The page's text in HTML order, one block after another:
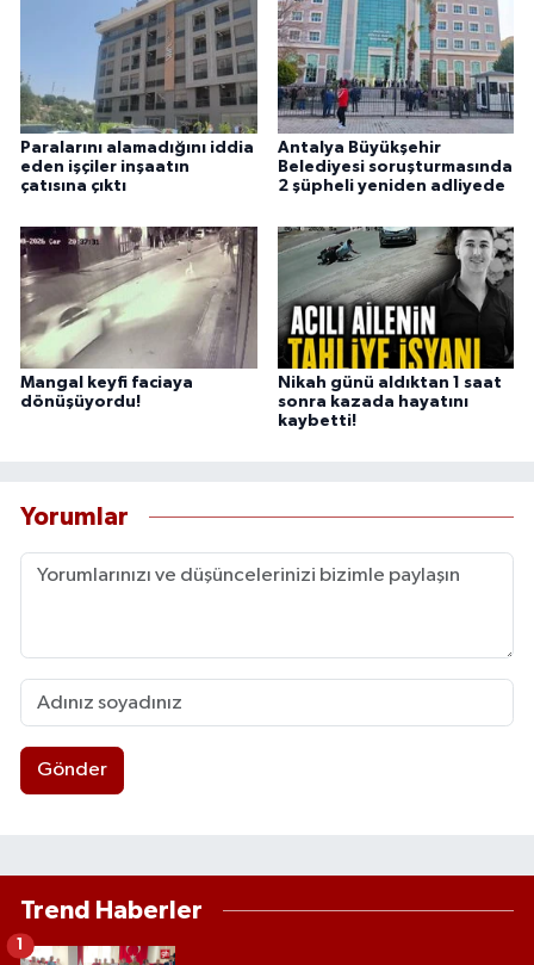
Paralarını alamadığını iddia
eden işçiler inşaatın
çatısına çıktı
Antalya Büyükşehir
Belediyesi soruşturmasında
2 şüpheli yeniden adliyede
Mangal keyfi faciaya
dönüşüyordu!
Nikah günü aldıktan 1 saat
sonra kazada hayatını
kaybetti!
Yorumlar
Gönder
Trend Haberler
1